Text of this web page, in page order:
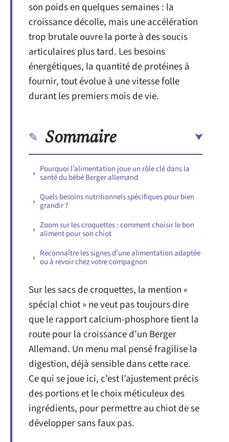
son poids en quelques semaines : la
croissance décolle, mais une accélération
trop brutale ouvre la porte à des soucis
articulaires plus tard. Les besoins
énergétiques, la quantité de protéines à
fournir, tout évolue à une vitesse folle
durant les premiers mois de vie.
Sommaire
Pourquoi l’alimentation joue un rôle clé dans la
santé du bébé Berger allemand
Quels besoins nutritionnels spécifiques pour bien
grandir ?
Zoom sur les croquettes : comment choisir le bon
aliment pour son chiot
Reconnaître les signes d’une alimentation adaptée
ou à revoir chez votre compagnon
Sur les sacs de croquettes, la mention «
spécial chiot » ne veut pas toujours dire
que le rapport calcium-phosphore tient la
route pour la croissance d’un Berger
Allemand. Un menu mal pensé fragilise la
digestion, déjà sensible dans cette race.
Ce qui se joue ici, c’est l’ajustement précis
des portions et le choix méticuleux des
ingrédients, pour permettre au chiot de se
développer sans faux pas.